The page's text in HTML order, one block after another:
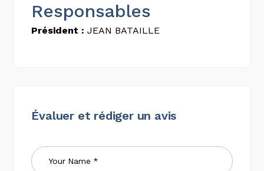
Responsables
Président : JEAN BATAILLE
Évaluer et rédiger un avis